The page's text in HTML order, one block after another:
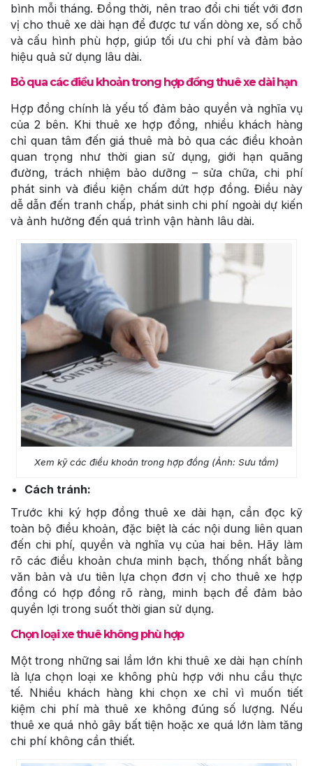
bình mỗi tháng. Đồng thời, nên trao đổi chi tiết với đơn
vị cho thuê xe dài hạn để được tư vấn dòng xe, số chỗ
và cấu hình phù hợp, giúp tối ưu chi phí và đảm bảo
hiệu quả sử dụng lâu dài.
Bỏ qua các điều khoản trong hợp đồng thuê xe dài hạn
Hợp đồng chính là yếu tố đảm bảo quyền và nghĩa vụ
của 2 bên. Khi thuê xe hợp đồng, nhiều khách hàng
chỉ quan tâm đến giá thuê mà bỏ qua các điều khoản
quan trọng như thời gian sử dụng, giới hạn quãng
đường, trách nhiệm bảo dưỡng – sửa chữa, chi phí
phát sinh và điều kiện chấm dứt hợp đồng. Điều này
dễ dẫn đến tranh chấp, phát sinh chi phí ngoài dự kiến
và ảnh hưởng đến quá trình vận hành lâu dài.
Xem kỹ các điều khoản trong hợp đồng (Ảnh: Sưu tầm)
Cách tránh:
Trước khi ký hợp đồng thuê xe dài hạn, cần đọc kỹ
toàn bộ điều khoản, đặc biệt là các nội dung liên quan
đến chi phí, quyền và nghĩa vụ của hai bên. Hãy làm
rõ các điều khoản chưa minh bạch, thống nhất bằng
văn bản và ưu tiên lựa chọn đơn vị cho thuê xe hợp
đồng có hợp đồng rõ ràng, minh bạch để đảm bảo
quyền lợi trong suốt thời gian sử dụng.
Chọn loại xe thuê không phù hợp
Một trong những sai lầm lớn khi thuê xe dài hạn chính
là lựa chọn loại xe không phù hợp với nhu cầu thực
tế. Nhiều khách hàng khi chọn xe chỉ vì muốn tiết
kiệm chi phí mà thuê xe không đúng số lượng. Nếu
thuê xe quá nhỏ gây bất tiện hoặc xe quá lớn làm tăng
chi phí không cần thiết.